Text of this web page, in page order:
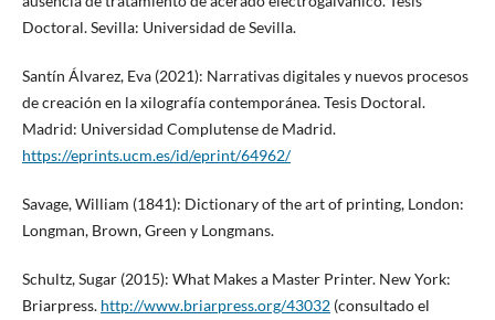
Doctoral. Sevilla: Universidad de Sevilla.
Santín Álvarez, Eva (2021): Narrativas digitales y nuevos procesos
de creación en la xilografía contemporánea. Tesis Doctoral.
Madrid: Universidad Complutense de Madrid.
https://eprints.ucm.es/id/eprint/64962/
Savage, William (1841): Dictionary of the art of printing, London:
Longman, Brown, Green y Longmans.
Schultz, Sugar (2015): What Makes a Master Printer. New York:
Briarpress. http://www.briarpress.org/43032(consultado el